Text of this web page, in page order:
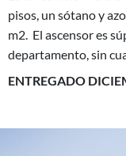
pisos, un sótano y
m2. El ascensor es
departamento, sin
ENTREGADO